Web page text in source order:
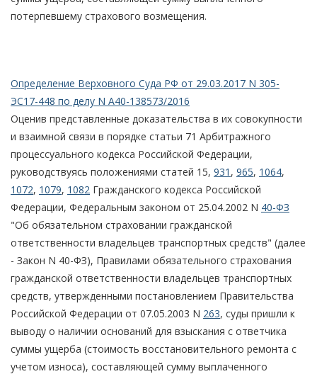
потерпевшему страхового возмещения.
Определение Верховного Суда РФ от 29.03.2017 N 305-
ЭС17-448 по делу N А40-138573/2016
Оценив представленные доказательства в их совокупности
и взаимной связи в порядке статьи 71 Арбитражного
процессуального кодекса Российской Федерации,
руководствуясь положениями статей 15, 931 , 965, 1064,
1072, 1079, 1082 Гражданского кодекса Российской
Федерации, Федеральным законом от 25.04.2002 N 40-ФЗ
"Об обязательном страховании гражданской
ответственности владельцев транспортных средств" (далее
- Закон N 40-ФЗ), Правилами обязательного страхования
гражданской ответственности владельцев транспортных
средств, утвержденными постановлением Правительства
Российской Федерации от 07.05.2003 N 263, суды пришли к
выводу о наличии оснований для взыскания с ответчика
суммы ущерба (стоимость восстановительного ремонта с
учетом износа), составляющей сумму выплаченного